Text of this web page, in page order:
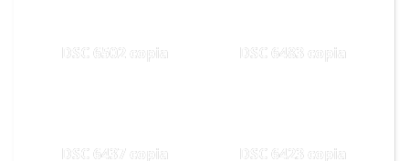
DSC 6502 copia DSC 6483 copia
DSC 6437 copia DSC 6423 copia